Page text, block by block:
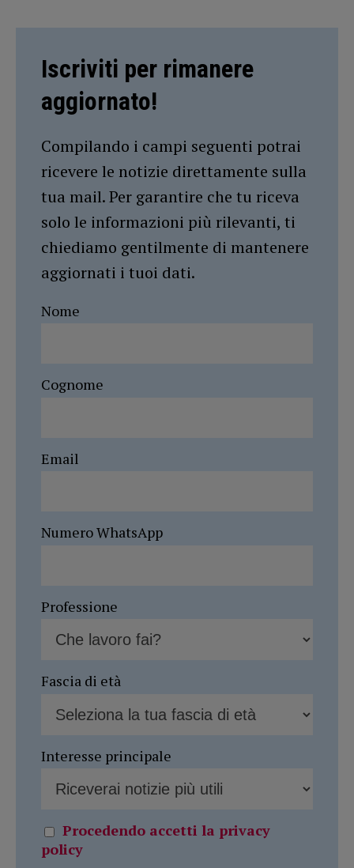
Iscriviti per rimanere
aggiornato!
Compilando i campi seguenti potrai
ricevere le notizie direttamente sulla
tua mail. Per garantire che tu riceva
solo le informazioni più rilevanti, ti
chiediamo gentilmente di mantenere
aggiornati i tuoi dati.
Nome
Cognome
Email
Numero WhatsApp
Professione
Fascia di età
Interesse principale
Procedendo accetti la privacy
policy